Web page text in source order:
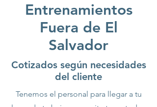
Entrenamientos
Fuera de El
Salvador
Cotizados según necesidades
del cliente
Tenemos el personal para llegar a tu